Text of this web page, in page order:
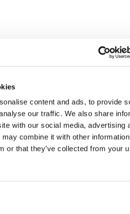
content and ads, to provide
our traffic. We also share
with our social media, advertising
combine it with other
or that they’ve collected from your
der Linienentwässerung Schlüter-
schlicht und elegant aus nur
Ablaufset. Die Kombination
mit eleganten
in acht Farben.